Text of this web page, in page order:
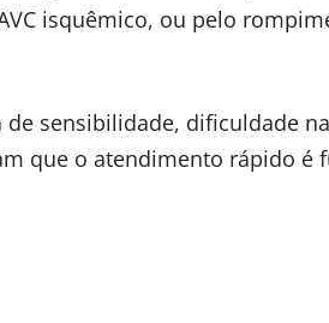
isquêmico, ou pelo
sensibilidade, dificuldade
que o atendimento rápido é